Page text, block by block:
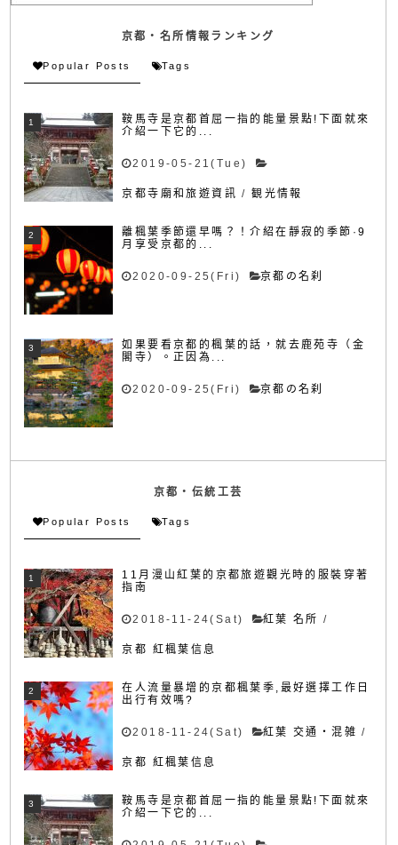
京都・名所情報ランキング
Popular Posts Tags
鞍馬寺是京都首屈一指的能量景點!下面就來
介紹一下它的...
2019-05-21(Tue)
京都寺廟和旅遊資訊 /観光情報
離楓葉季節還早嗎？！介紹在靜寂的季節·9
月享受京都的...
2020-09-25(Fri) 京都の名刹
如果要看京都的楓葉的話，就去鹿苑寺（金
閣寺）。正因為...
2020-09-25(Fri) 京都の名刹
京都・伝統工芸
Popular Posts Tags
11月漫山紅葉的京都旅遊觀光時的服裝穿著
指南
2018-11-24(Sat) 紅葉 名所 /
京都 紅楓葉信息
在人流量暴增的京都楓葉季,最好選擇工作日
出行有效嗎?
2018-11-24(Sat) 紅葉 交通・混雑 /
京都 紅楓葉信息
鞍馬寺是京都首屈一指的能量景點!下面就來
介紹一下它的...